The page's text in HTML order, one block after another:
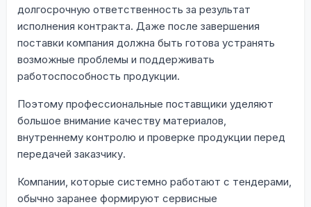
долгосрочную ответственность за результат
исполнения контракта. Даже после завершения
поставки компания должна быть готова устранять
возможные проблемы и поддерживать
работоспособность продукции.
Поэтому профессиональные поставщики уделяют
большое внимание качеству материалов,
внутреннему контролю и проверке продукции перед
передачей заказчику.
Компании, которые системно работают с тендерами,
обычно заранее формируют сервисные